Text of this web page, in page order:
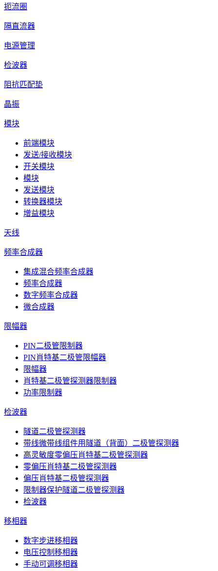
扼流圈
隔直流器
电源管理
检波器
阻抗匹配垫
晶振
模块
前端模块
发送/接收模块
开关模块
模块
发送模块
转换器模块
增益模块
天线
频率合成器
集成混合频率合成器
频率合成器
数字频率合成器
微合成器
限幅器
PIN二极管限制器
PIN肖特基二极管限幅器
限幅器
肖特基二极管探测器限制器
功率限制器
检波器
隧道二极管探测器
带线微带线组件用隧道（背面）二极管探测器
高灵敏度零偏压肖特基二极管探测器
零偏压肖特基二极管探测器
偏压肖特基二极管探测器
限制器保护隧道二极管探测器
检波器
移相器
数字步进移相器
电压控制移相器
手动可调移相器